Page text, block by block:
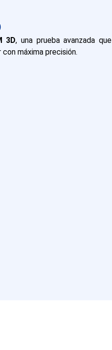
3D, una prueba avanzada que
máxima precisión.